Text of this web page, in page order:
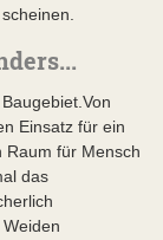
Einsatz für ein
Raum für Mensch
das